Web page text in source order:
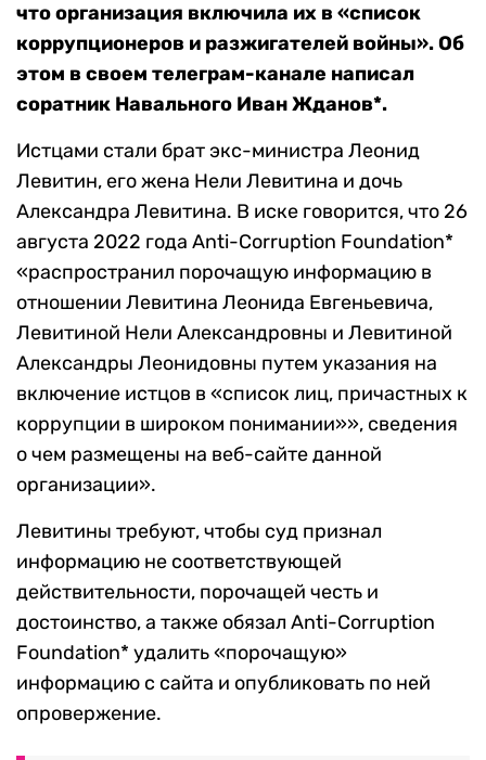
что организация включила их в «список
коррупционеров и разжигателей войны». Об
этом в своем телеграм-канале написал
соратник Навального Иван Жданов*.
Истцами стали брат экс-министра Леонид
Левитин, его жена Нели Левитина и дочь
Александра Левитина. В иске говорится, что 26
августа 2022 года Anti-Corruption Foundation*
«распространил порочащую информацию в
отношении Левитина Леонида Евгеньевича,
Левитиной Нели Александровны и Левитиной
Александры Леонидовны путем указания на
включение истцов в «список лиц, причастных к
коррупции в широком понимании»», сведения
о чем размещены на веб-сайте данной
организации».
Левитины требуют, чтобы суд признал
информацию не соответствующей
действительности, порочащей честь и
достоинство, а также обязал Anti-Corruption
Foundation* удалить «порочащую»
информацию с сайта и опубликовать по ней
опровержение.